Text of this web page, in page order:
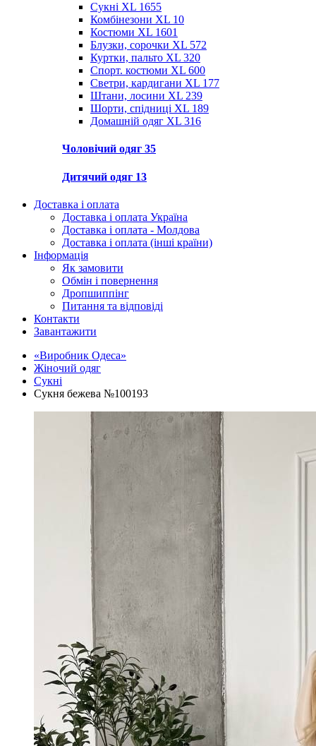
Cукні XL 1655
Комбінезони XL 10
Костюми XL 1601
Блузки, сорочки XL 572
Куртки, пальто XL 320
Спорт. костюми XL 600
Светри, кардигани XL 177
Штани, лосини XL 239
Шорти, спідниці XL 189
Домашній одяг XL 316
Чоловічий одяг 35
Дитячий одяг 13
Доставка і оплата
Доставка і оплата Україна
Доставка і оплата - Молдова
Доставка і оплата (інші країни)
Інформація
Як замовити
Обмін і повернення
Дропшиппінг
Питання та відповіді
Контакти
Завантажити
«Виробник Одеса»
Жіночий одяг
Сукні
Сукня бежева №100193